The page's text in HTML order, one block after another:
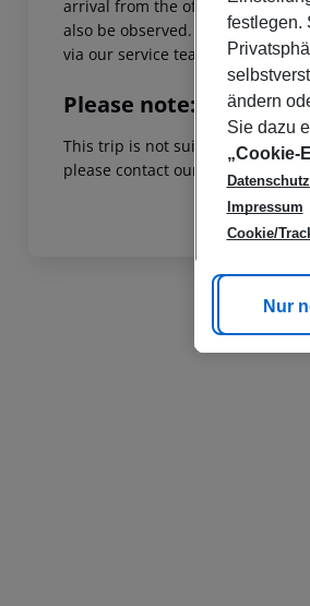
arrival from the official check-in
also be observed. This includes
via our service team, subject to
Please note:
This trip is not suitable for
please contact our customer
festlegen.
ändern
Sie dazu
„Cookie-
Impressum
Cookie/
Nur